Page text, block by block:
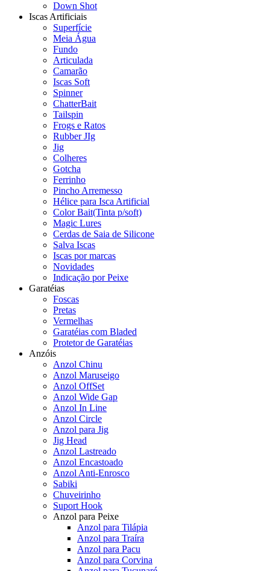
Down Shot
Iscas Artificiais
Superfície
Meia Água
Fundo
Articulada
Camarão
Iscas Soft
Spinner
ChatterBait
Tailspin
Frogs e Ratos
Rubber JIg
Jig
Colheres
Gotcha
Ferrinho
Pincho Arremesso
Hélice para Isca Artificial
Color Bait(Tinta p/soft)
Magic Lures
Cerdas de Saia de Silicone
Salva Iscas
Iscas por marcas
Novidades
Indicação por Peixe
Garatéias
Foscas
Pretas
Vermelhas
Garatéias com Bladed
Protetor de Garatéias
Anzóis
Anzol Chinu
Anzol Maruseigo
Anzol OffSet
Anzol Wide Gap
Anzol In Line
Anzol Circle
Anzol para Jig
Jig Head
Anzol Lastreado
Anzol Encastoado
Anzol Anti-Enrosco
Sabiki
Chuveirinho
Suport Hook
Anzol para Peixe
Anzol para Tilápia
Anzol para Traíra
Anzol para Pacu
Anzol para Corvina